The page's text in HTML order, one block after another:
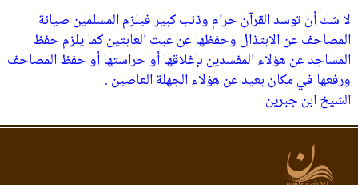
لا شك أن توسد القرآن حرام وذنب كبير فيلزم المسلمين صيانة
المصاحف عن الابتذال وحفظها عن عبث العابثين كما يلزم حفظ
المساجد عن هؤلاء المفسدين بإغلاقها أو حراستها أو حفظ المصاحف
ورفعها في مكان بعيد عن هؤلاء الجهلة العاصين .
الشيخ ابن جبرين